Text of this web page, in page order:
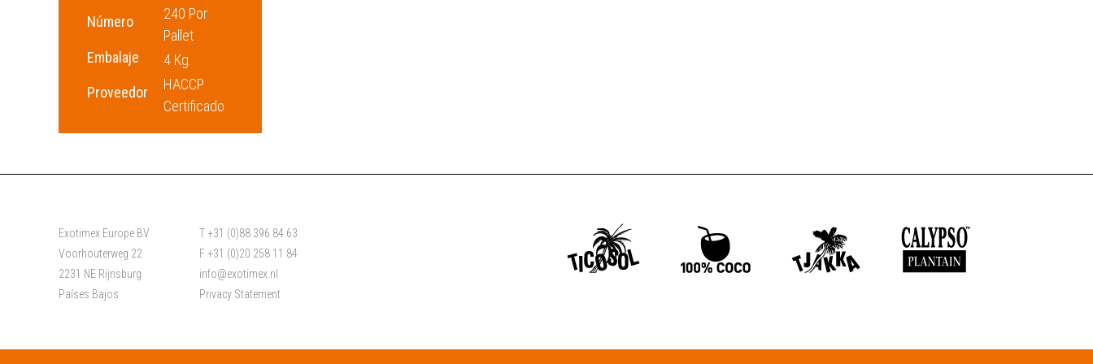
Número
240 Por
Pallet
Embalaje
4 Kg.
Proveedor
HACCP
Certificado
Exotimex Europe BV
Voorhouterweg 22
2231 NE Rijnsburg
Países Bajos
T +31 (0)88 396 84 63
F +31 (0)20 258 11 84
info@exotimex.nl
Privacy Statement